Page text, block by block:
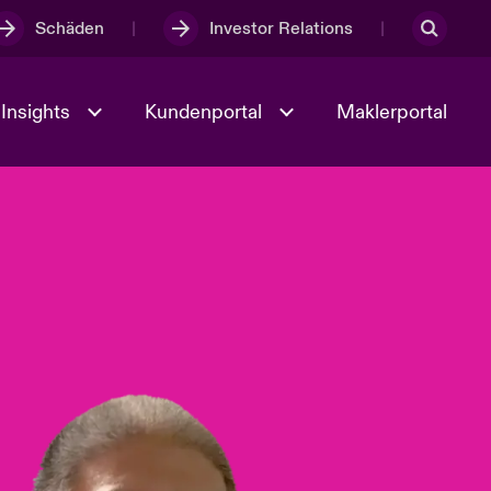
Schäden Investor Relations
Kundenportal Maklerportal